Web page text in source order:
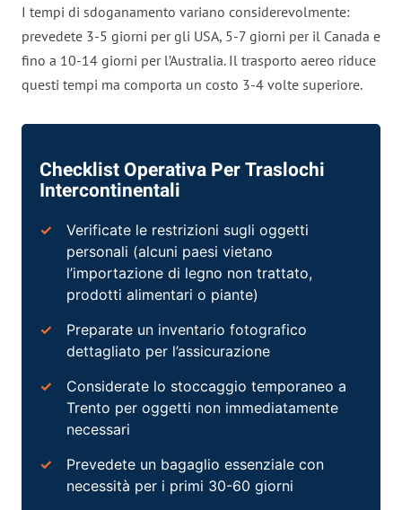
I tempi di sdoganamento variano considerevolmente:
prevedete 3-5 giorni per gli USA, 5-7 giorni per il Canada e
fino a 10-14 giorni per l’Australia. Il trasporto aereo riduce
questi tempi ma comporta un costo 3-4 volte superiore.
Checklist Operativa Per Traslochi
Intercontinentali
Verificate le restrizioni sugli oggetti
personali (alcuni paesi vietano
l’importazione di legno non trattato,
prodotti alimentari o piante)
Preparate un inventario fotografico
dettagliato per l’assicurazione
Considerate lo stoccaggio temporaneo a
Trento per oggetti non immediatamente
necessari
Prevedete un bagaglio essenziale con
necessità per i primi 30-60 giorni